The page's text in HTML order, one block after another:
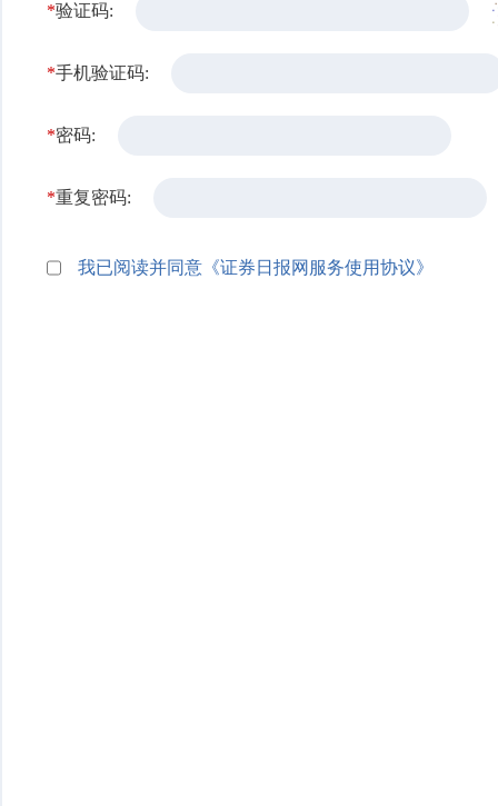
*验证码:
*手机验证码:
*密码:
*重复密码:
我已阅读并同意《证券日报网服务使用协议》